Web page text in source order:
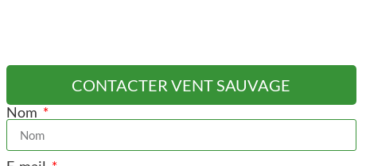
CONTACTER VENT SAUVAGE
Nom